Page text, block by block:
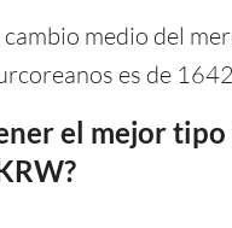
medio del
es de
el mejor tipo